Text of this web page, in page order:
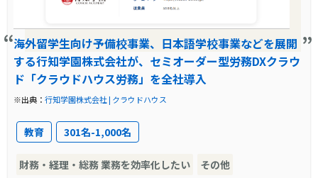
クラウドハウス労務を導入し、業務の自動化と
情報の一元管理を実現し、効率化を図った。
製品の導入により改善した業務
手続きの自動化、契約更新のアラート通知、委
託先とのリアルタイム情報共有により業務効率
が向上した。
海外留学生向け予備校事業、日本語学校事業などを展開
する行知学園株式会社が、セミオーダー型労務DXクラウ
ド「クラウドハウス労務」を全社導入
※出典：行知学園株式会社 | クラウドハウス
教育 301名-1,000名
財務・経理・総務 業務を効率化したい その他